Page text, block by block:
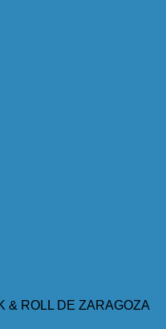
& ROLL DE ZARAGOZA